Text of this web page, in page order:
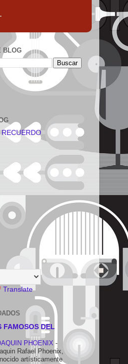
BLOG
RECUERDO
Translate
FAMOSOS DEL
PHOENIX -
Rafael Phoenix,
artísticamente